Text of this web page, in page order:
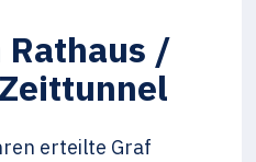
/
erteilte Graf